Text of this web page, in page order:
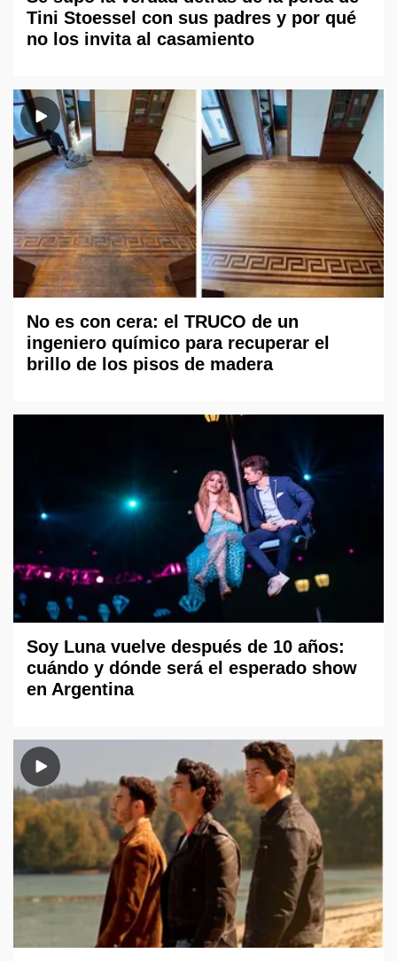
Tini Stoessel con sus padres y por qué
no los invita al casamiento
No es con cera: el TRUCO de un
ingeniero químico para recuperar el
brillo de los pisos de madera
Soy Luna vuelve después de 10 años:
cuándo y dónde será el esperado show
en Argentina